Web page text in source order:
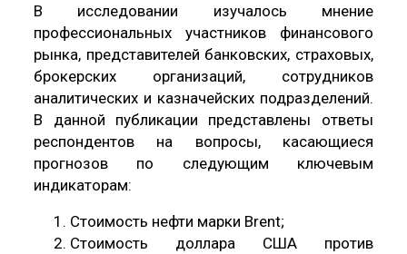
В исследовании изучалось мнение
профессиональных участников финансового
рынка, представителей банковских, страховых,
брокерских организаций, сотрудников
аналитических и казначейских подразделений.
В данной публикации представлены ответы
респондентов на вопросы, касающиеся
прогнозов по следующим ключевым
индикаторам:
Стоимость нефти марки Brent;
Стоимость доллара США против